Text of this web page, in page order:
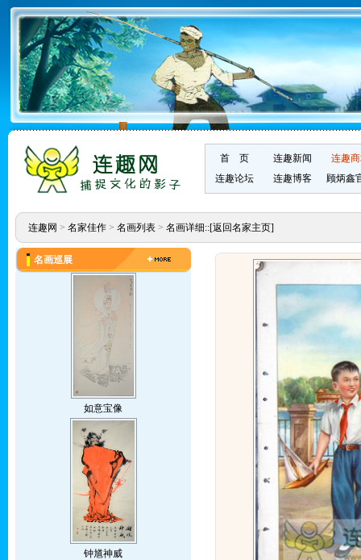
首 页 连趣新闻
连趣
连趣论坛
连趣博客 顾炳鑫
连趣网 > 名家佳作> 名画列表> 名画详细::[返回名家主页]
名画巡展
如意宝像
钟馗神威